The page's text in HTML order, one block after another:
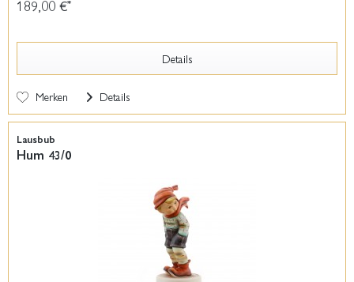
189,00 €
Details
Merken Details
Lausbub
Hum 43/0